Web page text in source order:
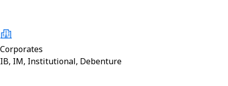
Corporates
IB, IM, Institutional, Debenture